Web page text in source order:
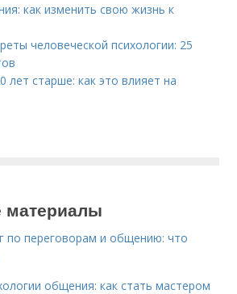
как изменить свою жизнь к
человеческой психологии: 25
лет старше: как это влияет на
по переговорам и общению: что
общения: как стать мастером